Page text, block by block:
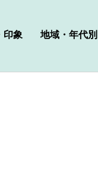
印象 地域・年代別